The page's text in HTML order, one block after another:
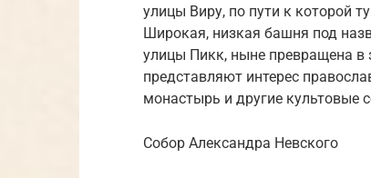
улицы Виру, по пути к которой
Широкая, низкая башня под
улицы Пикк, ныне превращена в
представляют интерес
монастырь и другие культовые
Собор Александра Невского